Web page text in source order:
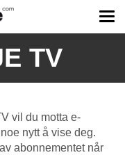
TV
vil du motta e-
nytt å vise deg.
abonnementet når